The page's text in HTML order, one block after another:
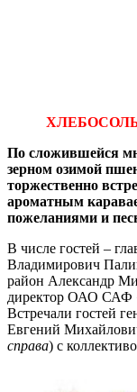
По сложившейся
зерном озимой
торжественно
ароматным
пожеланиями и
В числе гостей –
Владимирович
район Александр
директор ОАО САФ
Встречали гостей
Евгений
справа) с